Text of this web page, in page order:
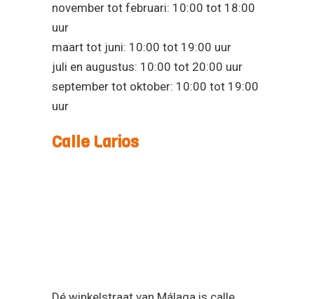
november tot februari: 10:00 tot 18:00
uur
maart tot juni: 10:00 tot 19:00 uur
juli en augustus: 10:00 tot 20:00 uur
september tot oktober: 10:00 tot 19:00
uur
Calle Larios
winkelketens zijn vertegenwoordigd.